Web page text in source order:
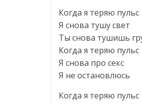
Когда я теряю пульс
Я снова тушу свет
Ты снова тушишь
Когда я теряю пульс
Я снова про секс
Я не остановлюсь
Когда я теряю пульс